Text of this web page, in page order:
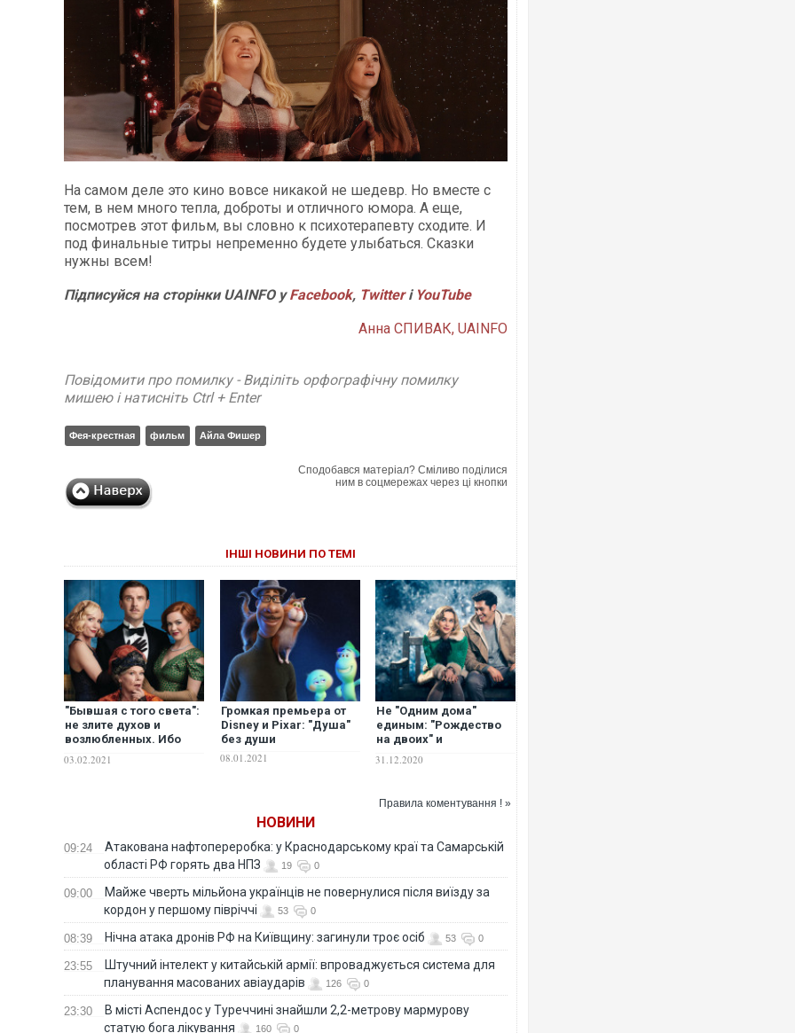
На самом деле это кино вовсе никакой не шедевр. Но вместе с
тем, в нем много тепла, доброты и отличного юмора. А еще,
посмотрев этот фильм, вы словно к психотерапевту сходите. И
под финальные титры непременно будете улыбаться. Сказки
нужны всем!
Підписуйся на сторінки UAINFO уFacebook, Twitterі YouTube
Анна СПИВАК, UAINFO
Повідомити про помилку - Виділіть орфографічну помилку
мишею і натисніть Ctrl + Enter
Фея-крестная фильм Айла Фишер
Сподобався матеріал? Сміливо поділися
ним в соцмережах через ці кнопки
ІНШІ НОВИНИ ПО ТЕМІ
"Бывшая с того света":
не злите духов и
возлюбленных. Ибо
03.02.2021
Громкая премьера от
Disney и Pixar: "Душа"
без души
08.01.2021
Не "Одним дома"
единым: "Рождество
на двоих" и
замена "пластиковым"
31.12.2020
Правила коментування ! »
НОВИНИ
09:24
Атакована нафтопереробка: у Краснодарському краї та Самарській
області РФ горять два НПЗ
19 0
09:00
Майже чверть мільйона українців не повернулися після виїзду за
кордон у першому півріччі
53 0
08:39 Нічна атака дронів РФ на Київщину: загинули троє осіб 53 0
23:55
Штучний інтелект у китайській армії: впроваджується система для
планування масованих авіаударів
126 0
23:30
В місті Аспендос у Туреччині знайшли 2,2-метрову мармурову
статую бога лікування
160 0